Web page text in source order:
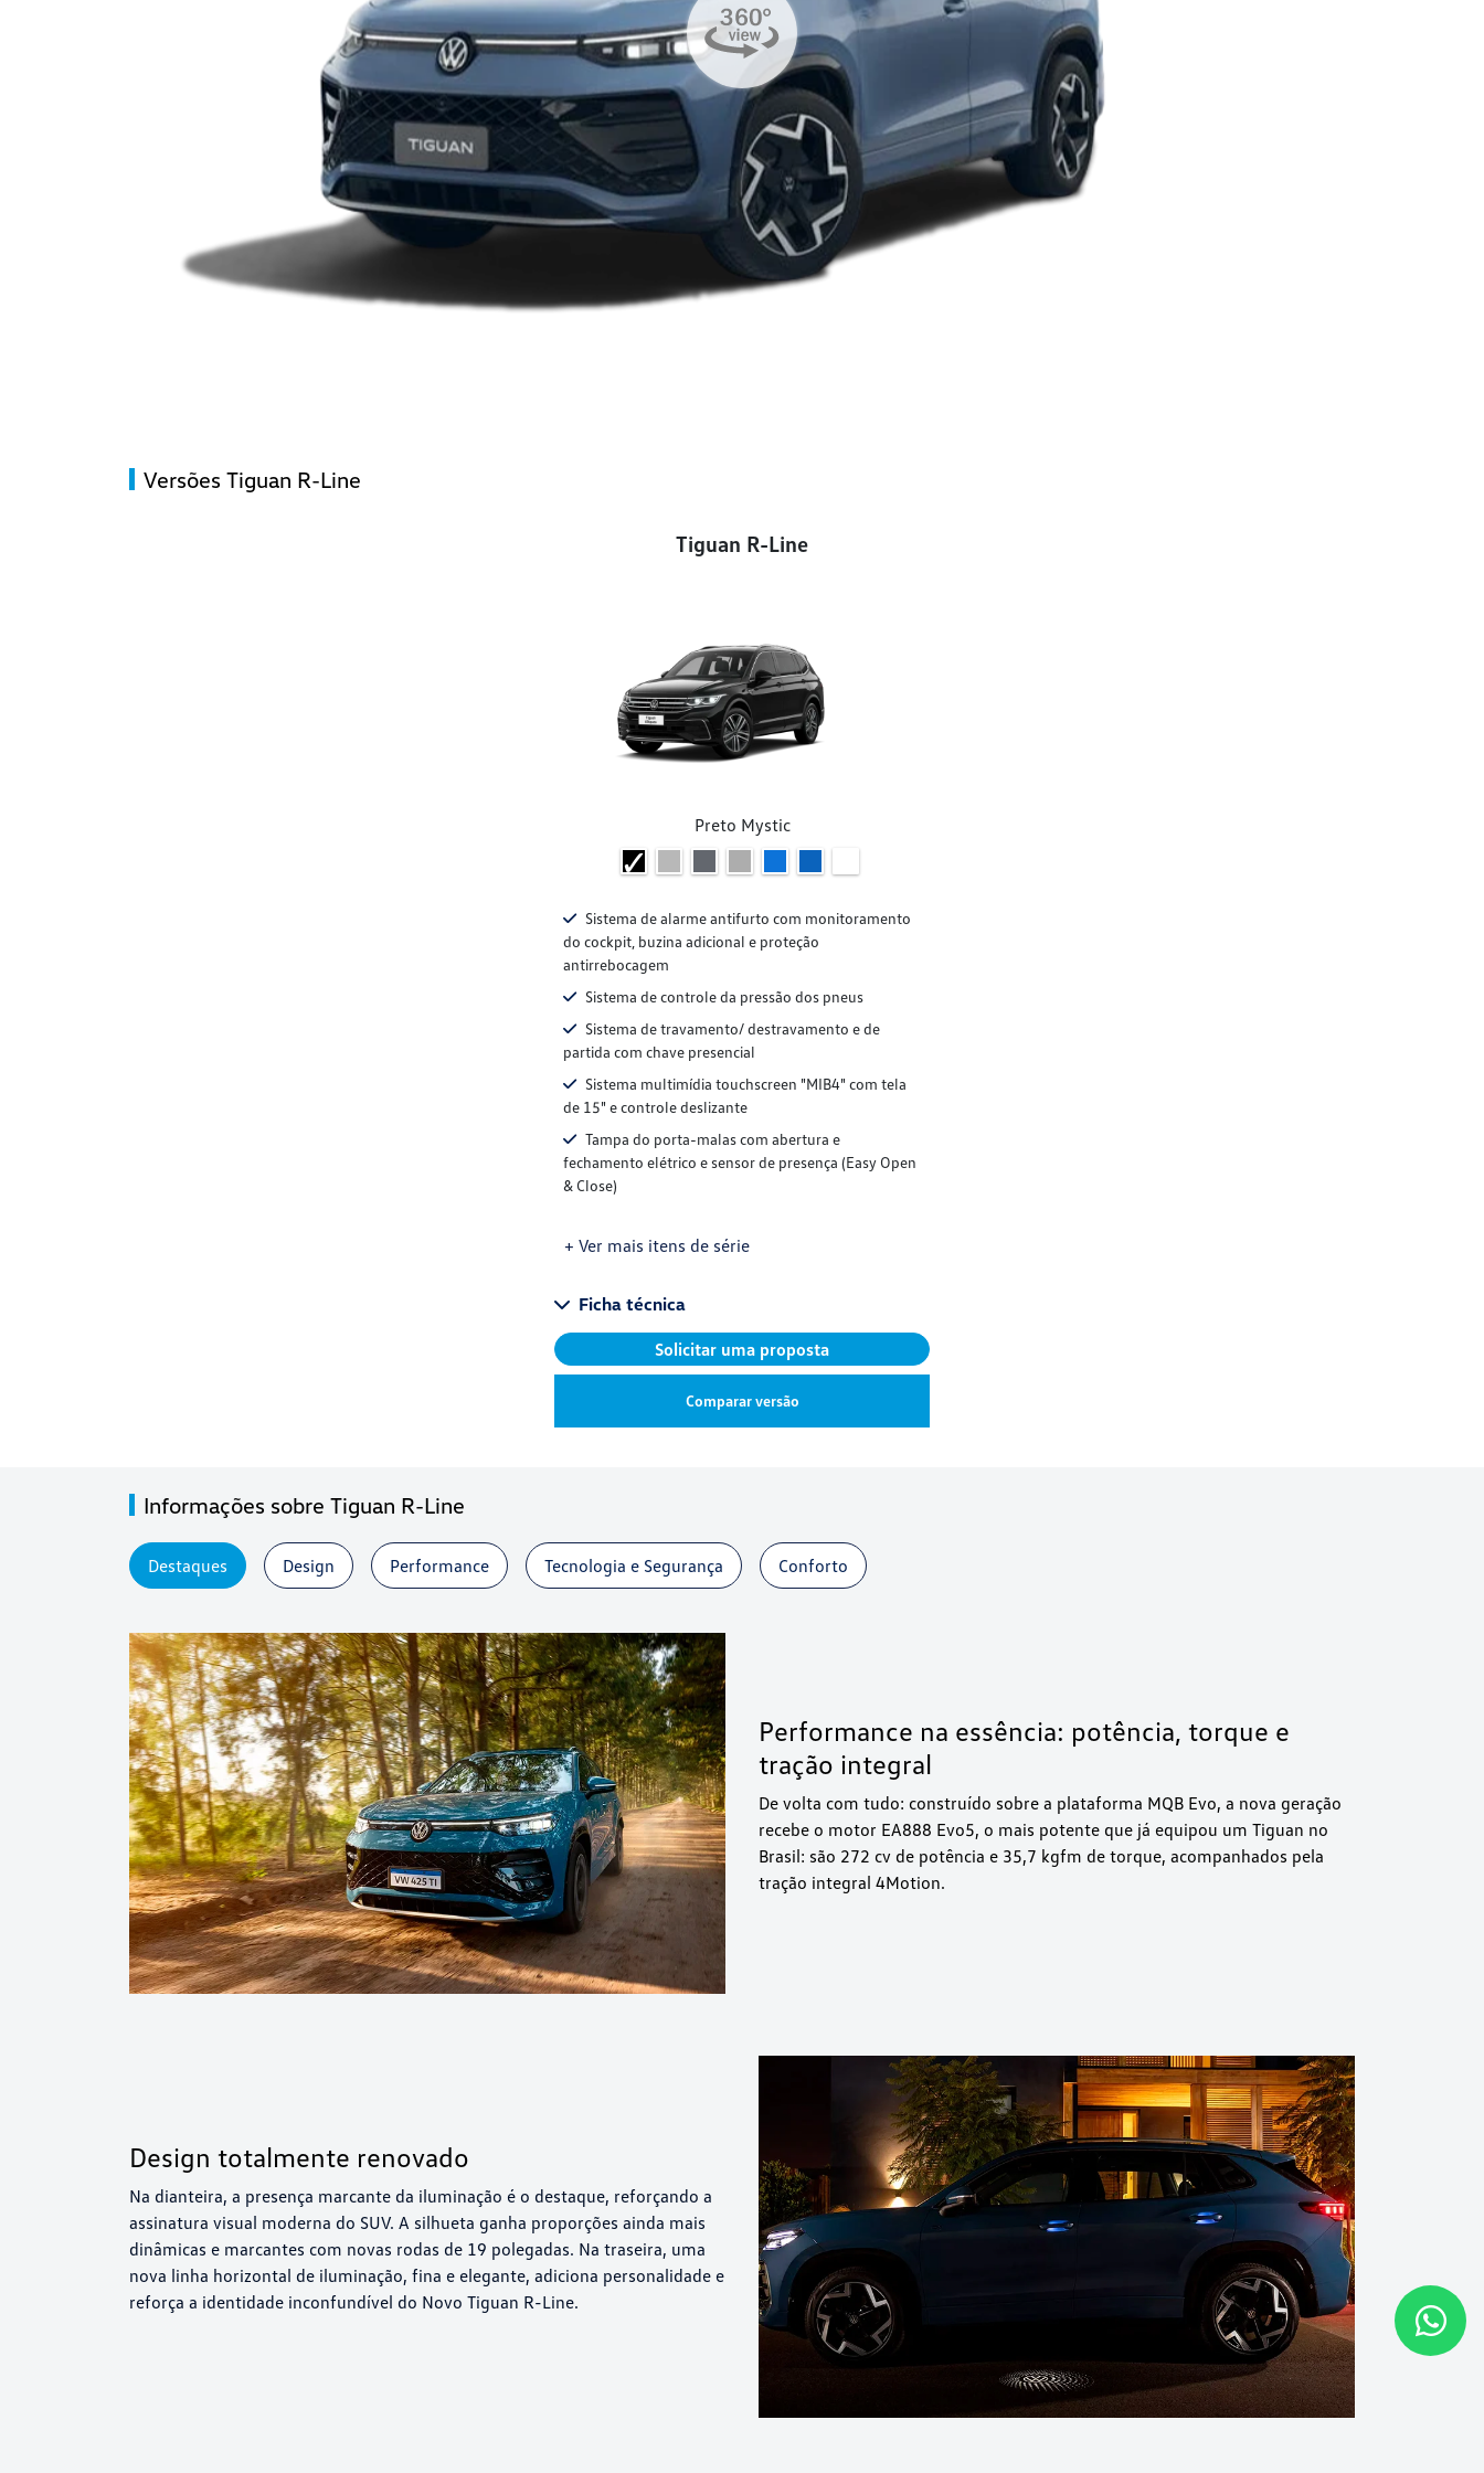
Versões Tiguan R-Line
Tiguan R-Line
Preto Mystic
Sistema de alarme antifurto com monitoramento
do cockpit, buzina adicional e proteção
antirrebocagem
Sistema de controle da pressão dos pneus
Sistema de travamento/ destravamento e de
partida com chave presencial
Sistema multimídia touchscreen "MIB4" com tela
de 15" e controle deslizante
Tampa do porta-malas com abertura e
fechamento elétrico e sensor de presença (Easy Open
& Close)
+ Ver mais itens de série
Ficha técnica
Solicitar uma proposta
Comparar versão
Informações sobre Tiguan R-Line
Destaques Design Performance Tecnologia e Segurança Conforto
Performance na essência: potência, torque e
tração integral
De volta com tudo: construído sobre a plataforma MQB Evo, a nova geração
recebe o motor EA888 Evo5, o mais potente que já equipou um Tiguan no
Brasil: são 272 cv de potência e 35,7 kgfm de torque, acompanhados pela
tração integral 4Motion.
Design totalmente renovado
Na dianteira, a presença marcante da iluminação é o destaque, reforçando a
assinatura visual moderna do SUV. A silhueta ganha proporções ainda mais
dinâmicas e marcantes com novas rodas de 19 polegadas. Na traseira, uma
nova linha horizontal de iluminação, fina e elegante, adiciona personalidade e
reforça a identidade inconfundível do Novo Tiguan R-Line.